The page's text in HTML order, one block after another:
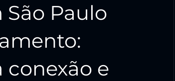
Paulo
conexão e